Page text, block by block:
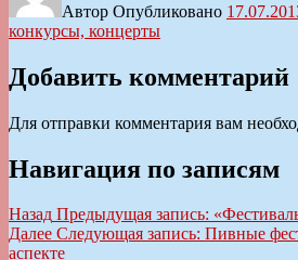
Автор Опубликовано
конкурсы, концерты
Добавить комментарий
Для отправки комментария вам
Навигация по записям
Назад Предыдущая запись:
Далее Следующая запись: Пивные
аспекте